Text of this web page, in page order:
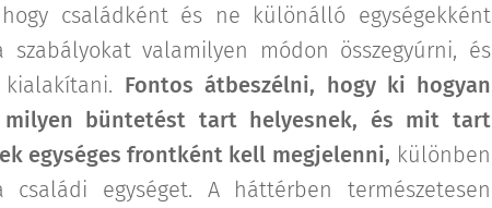
családként és ne különálló egységekként
valamilyen módon összegyúrni, és
Fontos átbeszélni, hogy ki hogyan
büntetést tart helyesnek, és mit tart
egységes frontként kell megjelenni, különben
egységet. A háttérben természetesen